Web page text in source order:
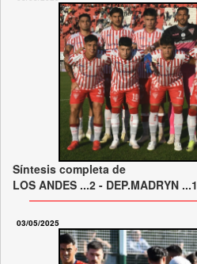
Síntesis completa de
LOS ANDES ...2 - DEP.MADRYN ...1
03/05/2025